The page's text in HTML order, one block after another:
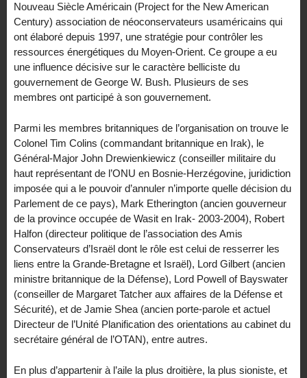
Nouveau Siècle Américain (Project for the New American
Century) association de néoconservateurs usaméricains qui
ont élaboré depuis 1997, une stratégie pour contrôler les
ressources énergétiques du Moyen-Orient. Ce groupe a eu
une influence décisive sur le caractère belliciste du
gouvernement de George W. Bush. Plusieurs de ses
membres ont participé à son gouvernement.
Parmi les membres britanniques de l’organisation on trouve le
Colonel Tim Colins (commandant britannique en Irak), le
Général-Major John Drewienkiewicz (conseiller militaire du
haut représentant de l’ONU en Bosnie-Herzégovine, juridiction
imposée qui a le pouvoir d’annuler n’importe quelle décision du
Parlement de ce pays), Mark Etherington (ancien gouverneur
de la province occupée de Wasit en Irak- 2003-2004), Robert
Halfon (directeur politique de l’association des Amis
Conservateurs d’Israël dont le rôle est celui de resserrer les
liens entre la Grande-Bretagne et Israël), Lord Gilbert (ancien
ministre britannique de la Défense), Lord Powell of Bayswater
(conseiller de Margaret Tatcher aux affaires de la Défense et
Sécurité), et de Jamie Shea (ancien porte-parole et actuel
Directeur de l’Unité Planification des orientations au cabinet du
secrétaire général de l’OTAN), entre autres.
En plus d’appartenir à l’aile la plus droitière, la plus sioniste, et